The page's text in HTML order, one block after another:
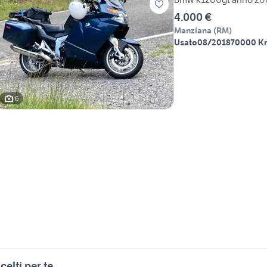
6
4.000 €
Manziana (RM)
Usato08/201870000